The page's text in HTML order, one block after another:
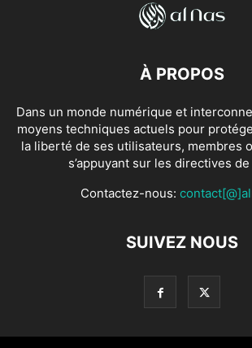
À PROPOS
Dans un monde numérique et
moyens techniques actuels pour
la liberté de ses utilisateurs, membres
s’appuyant sur les directives de
Contactez-nous:
SUIVEZ NOUS